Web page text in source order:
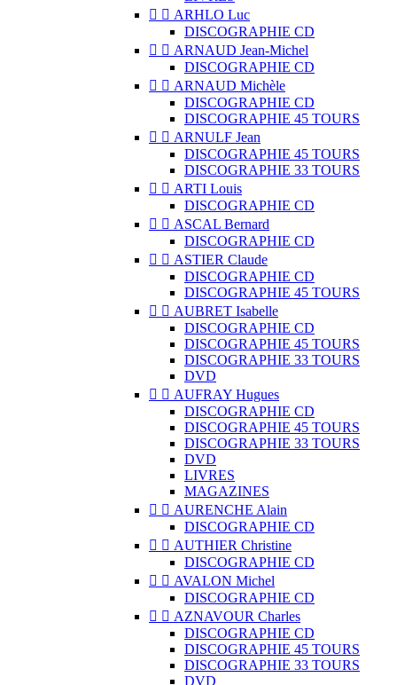
  ARHLO Luc
DISCOGRAPHIE CD
  ARNAUD Jean-Michel
DISCOGRAPHIE CD
  ARNAUD Michèle
DISCOGRAPHIE CD
DISCOGRAPHIE 45 TOURS
  ARNULF Jean
DISCOGRAPHIE 45 TOURS
DISCOGRAPHIE 33 TOURS
  ARTI Louis
DISCOGRAPHIE CD
  ASCAL Bernard
DISCOGRAPHIE CD
  ASTIER Claude
DISCOGRAPHIE CD
DISCOGRAPHIE 45 TOURS
  AUBRET Isabelle
DISCOGRAPHIE CD
DISCOGRAPHIE 45 TOURS
DISCOGRAPHIE 33 TOURS
DVD
  AUFRAY Hugues
DISCOGRAPHIE CD
DISCOGRAPHIE 45 TOURS
DISCOGRAPHIE 33 TOURS
DVD
LIVRES
MAGAZINES
  AURENCHE Alain
DISCOGRAPHIE CD
  AUTHIER Christine
DISCOGRAPHIE CD
  AVALON Michel
DISCOGRAPHIE CD
  AZNAVOUR Charles
DISCOGRAPHIE CD
DISCOGRAPHIE 45 TOURS
DISCOGRAPHIE 33 TOURS
DVD